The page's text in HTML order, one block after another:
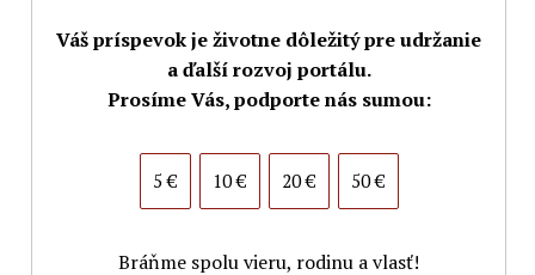
Váš príspevok je životne dôležitý pre udržanie
a ďalší rozvoj portálu.
Prosíme Vás, podporte nás sumou:
5 € 10 € 20 € 50 €
Bráňme spolu vieru, rodinu a vlasť!